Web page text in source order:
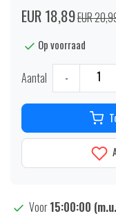
EUR 18,89EUR
Op voorraad
Aantal -
Voor15:00:00